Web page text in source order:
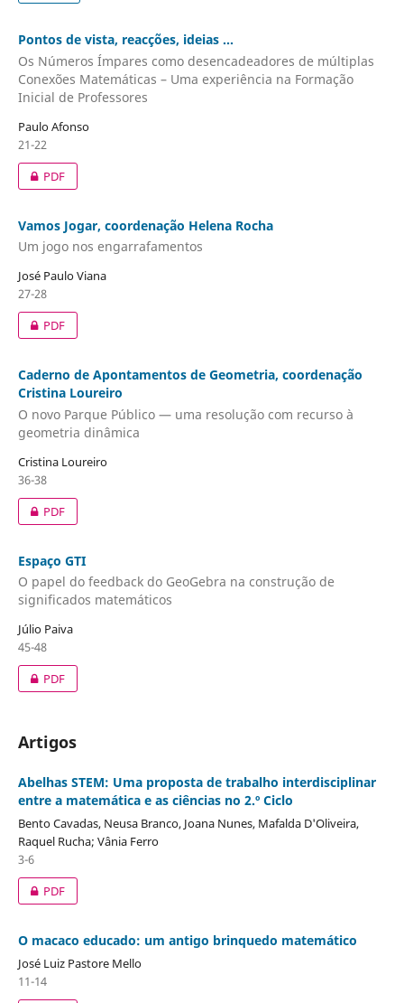
Pontos de vista, reacções, ideias ...
Os Números Ímpares como desencadeadores de múltiplas
Conexões Matemáticas – Uma experiência na Formação
Inicial de Professores
Paulo Afonso
21-22
PDF
Vamos Jogar, coordenação Helena Rocha
Um jogo nos engarrafamentos
José Paulo Viana
27-28
PDF
Caderno de Apontamentos de Geometria, coordenação
Cristina Loureiro
O novo Parque Público — uma resolução com recurso à
geometria dinâmica
Cristina Loureiro
36-38
PDF
Espaço GTI
O papel do feedback do GeoGebra na construção de
significados matemáticos
Júlio Paiva
45-48
PDF
Artigos
Abelhas STEM: Uma proposta de trabalho interdisciplinar
entre a matemática e as ciências no 2.º Ciclo
Bento Cavadas, Neusa Branco, Joana Nunes, Mafalda D'Oliveira,
Raquel Rucha; Vânia Ferro
3-6
PDF
O macaco educado: um antigo brinquedo matemático
José Luiz Pastore Mello
11-14